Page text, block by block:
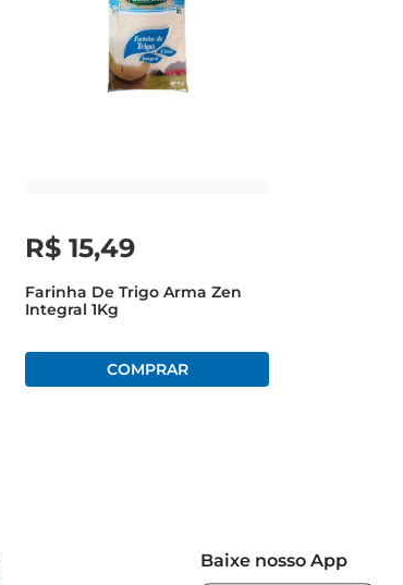
R$ 15,49
Farinha De Trigo Arma Zen
Integral 1Kg
Baixe nosso App